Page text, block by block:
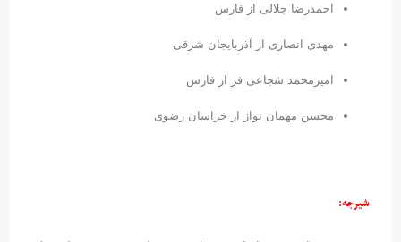
احمدرضا جلالی از فارس
مهدی انصاری از آذربایجان شرقی
امیرمحمد شجاعی فر از فارس
محسن مهمان نواز از خراسان رضوی
شیرجه: